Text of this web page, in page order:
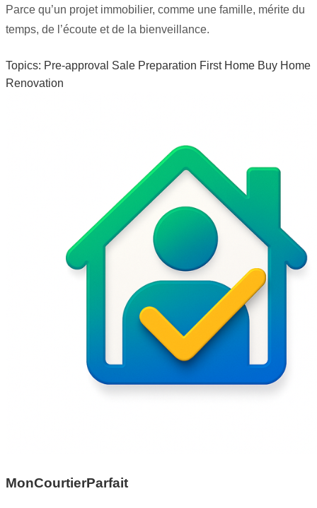
Parce qu’un projet immobilier, comme une famille, mérite du
temps, de l’écoute et de la bienveillance.
Topics: Pre-approval Sale Preparation First Home Buy Home
Renovation
MonCourtierParfait